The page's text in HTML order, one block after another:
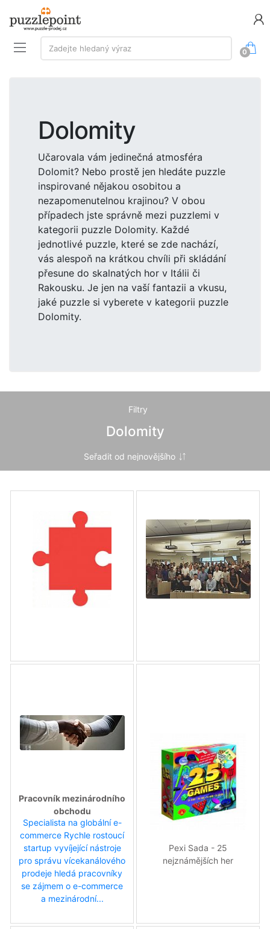
Vyhledávání:
Zadejte hledaný výraz
0
Dolomity
Učarovala vám jedinečná atmosféra
Dolomit? Nebo prostě jen hledáte puzzle
inspirované nějakou osobitou a
nezapomenutelnou krajinou? V obou
případech jste správně mezi puzzlemi v
kategorii puzzle Dolomity. Každé
jednotlivé puzzle, které se zde nachází,
vás alespoň na krátkou chvíli při skládání
přesune do skalnatých hor v Itálii či
Rakousku. Je jen na vaší fantazii a vkusu,
jaké puzzle si vyberete v kategorii puzzle
Dolomity.
Filtry
Dolomity
Pracovník mezinárodního
obchodu
Specialista na globální e-
commerce Rychle rostoucí
startup vyvíjející nástroje
pro správu vícekanálového
prodeje hledá pracovníky
se zájmem o e-commerce
a mezinárodní...
Pexi Sada - 25
nejznámějších her